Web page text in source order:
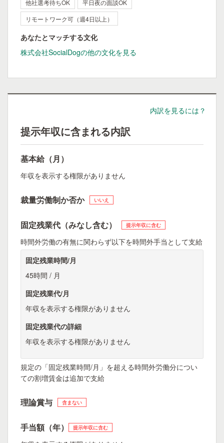
他社選考待ちOK
平日夜の面談OK
リモートワーク可（週4日以上）
あなたとマッチする文化
株式会社SocialDogの他の文化を見る
内訳を見るには？
提示年収に含まれる内訳
基本給（月）
年収を表示する権限がありません
裁量労働制か否か いいえ
固定残業代（みなし含む） 提示年収に含む
時間外労働の有無に関わらず以下を時間外手当として支給
固定残業時間/月
45時間 / 月
固定残業代/月
年収を表示する権限がありません
固定残業代の詳細
年収を表示する権限がありません
規定の「固定残業時間/月」を超える時間外労働分につい
ての割増賃金は追加で支給
理論賞与 含まない
手当額（年） 提示年収に含む